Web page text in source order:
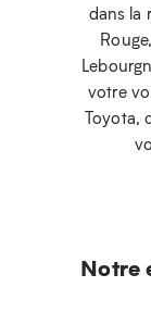
dans la
votre
Toyota,
Notre